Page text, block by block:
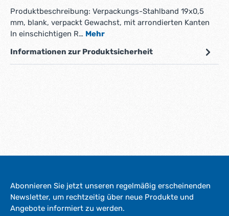
Produktbeschreibung: Verpackungs-Stahlband 19x0,5
mm, blank, verpackt Gewachst, mit arrondierten Kanten
In einschichtigen R… Mehr
Informationen zur Produktsicherheit
Abonnieren Sie jetzt unseren regelmäßig erscheinenden
Newsletter, um rechtzeitig über neue Produkte und
Angebote informiert zu werden.